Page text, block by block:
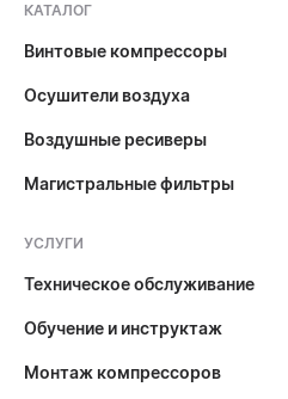
КАТАЛОГ
Винтовые компрессоры
Осушители воздуха
Воздушные ресиверы
Магистральные фильтры
УСЛУГИ
Техническое обслуживание
Обучение и инструктаж
Монтаж компрессоров